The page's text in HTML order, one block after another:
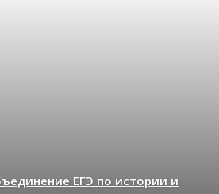
ЕГЭ по истории и